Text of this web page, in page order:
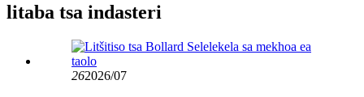
litaba tsa indasteri
262026/07